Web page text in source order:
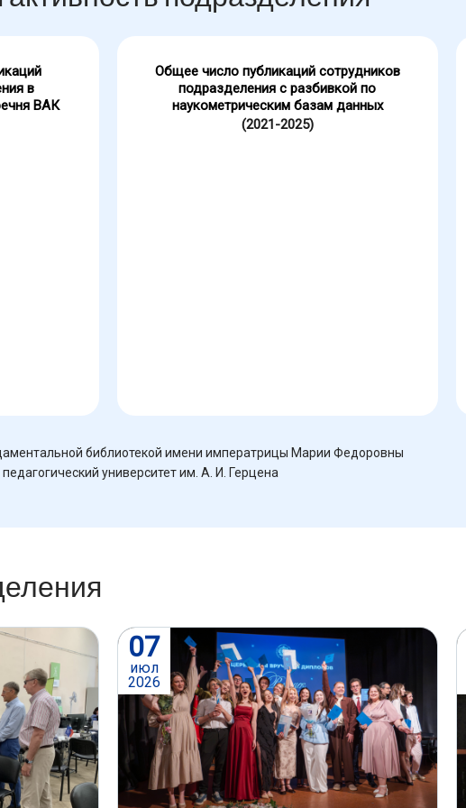
в
ВАК
Общее число публикаций сотрудников
подразделения с разбивкой по
наукометрическим базам данных
(2021-2025)
библиотекой имени императрицы Марии Федоровны
университет им. А. И. Герцена
07
июл
2026